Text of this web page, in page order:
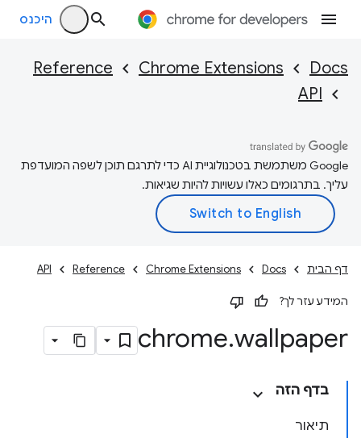
היכנס
Docs
Chrome Extensions
Reference
API
‫Google משתמשת בטכנולוגיית AI כדי לתרגם תוכן לשפה המועדפת
עליך. בתרגומים כאלו עשויות להיות שגיאות.
דף הבית Docs
Chrome Extensions
Reference
API
המידע עזר לך?
chrome.wallpaper
בדף הזה
תיאור